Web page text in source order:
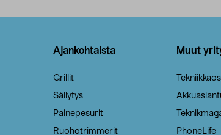
Ajankohtaista
Grillit
Säilytys
Painepesurit
Ruohotrimmerit
Muut
PhoneLife